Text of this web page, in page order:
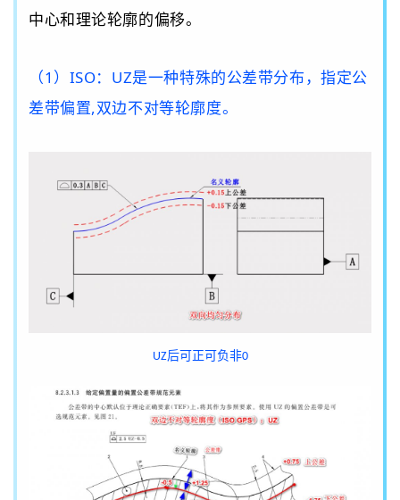
中心和理论轮廓的偏移。
（1） ISO： UZ是一种特殊的公差带分布，指定公
差带偏置,双边不对等轮廓度。
UZ后可正可负非0